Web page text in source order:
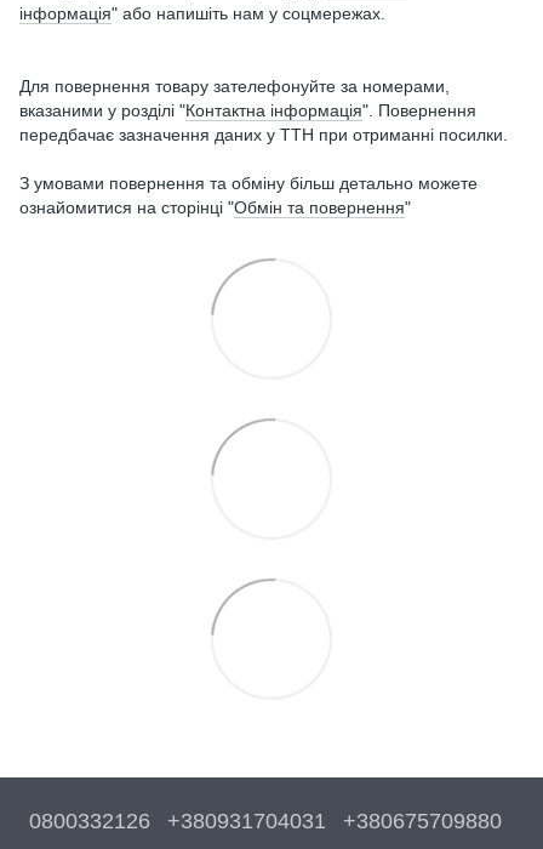
інформація" або напишіть нам у соцмережах.
Для повернення товару зателефонуйте за номерами,
вказаними у розділі "Контактна інформація". Повернення
передбачає зазначення даних у ТТН при отриманні посилки.
З умовами повернення та обміну більш детально можете
ознайомитися на сторінці "Обмін та повернення"
0800332126 +380931704031
+380675709880